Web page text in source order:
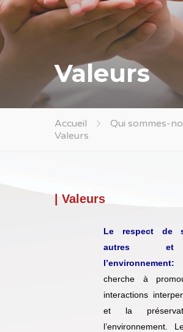
Valeurs
Accueil
Qui sommes-
Valeurs
| Valeurs
Le respect de
autres
l’environnement:
cherche à
interactions
et la
l’environnement.